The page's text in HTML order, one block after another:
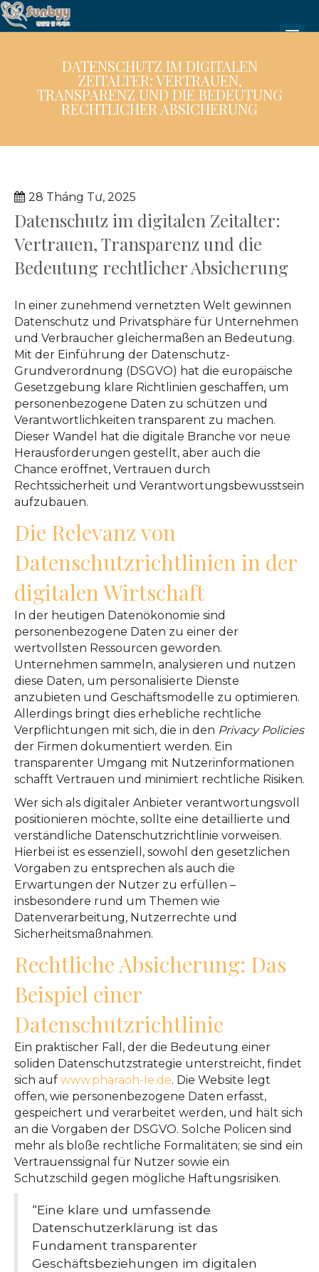
DATENSCHUTZ IM DIGITALEN
ZEITALTER: VERTRAUEN,
TRANSPARENZ UND DIE BEDEUTUNG
RECHTLICHER ABSICHERUNG
28 Tháng Tư, 2025
Datenschutz im digitalen Zeitalter:
Vertrauen, Transparenz und die
Bedeutung rechtlicher Absicherung
In einer zunehmend vernetzten Welt gewinnen
Datenschutz und Privatsphäre für Unternehmen
und Verbraucher gleichermaßen an Bedeutung.
Mit der Einführung der Datenschutz-
Grundverordnung (DSGVO) hat die europäische
Gesetzgebung klare Richtlinien geschaffen, um
personenbezogene Daten zu schützen und
Verantwortlichkeiten transparent zu machen.
Dieser Wandel hat die digitale Branche vor neue
Herausforderungen gestellt, aber auch die
Chance eröffnet, Vertrauen durch
Rechtssicherheit und Verantwortungsbewusstsein
aufzubauen.
Die Relevanz von
Datenschutzrichtlinien in der
digitalen Wirtschaft
In der heutigen Datenökonomie sind
personenbezogene Daten zu einer der
wertvollsten Ressourcen geworden.
Unternehmen sammeln, analysieren und nutzen
diese Daten, um personalisierte Dienste
anzubieten und Geschäftsmodelle zu optimieren.
Allerdings bringt dies erhebliche rechtliche
Verpflichtungen mit sich, die in den Privacy Policies
der Firmen dokumentiert werden. Ein
transparenter Umgang mit Nutzerinformationen
schafft Vertrauen und minimiert rechtliche Risiken.
Wer sich als digitaler Anbieter verantwortungsvoll
positionieren möchte, sollte eine detaillierte und
verständliche Datenschutzrichtlinie vorweisen.
Hierbei ist es essenziell, sowohl den gesetzlichen
Vorgaben zu entsprechen als auch die
Erwartungen der Nutzer zu erfüllen –
insbesondere rund um Themen wie
Datenverarbeitung, Nutzerrechte und
Sicherheitsmaßnahmen.
Rechtliche Absicherung: Das
Beispiel einer
Datenschutzrichtlinie
Ein praktischer Fall, der die Bedeutung einer
soliden Datenschutzstrategie unterstreicht, findet
sich auf www.pharaoh-le.de. Die Website legt
offen, wie personenbezogene Daten erfasst,
gespeichert und verarbeitet werden, und hält sich
an die Vorgaben der DSGVO. Solche Policen sind
mehr als bloße rechtliche Formalitäten; sie sind ein
Vertrauenssignal für Nutzer sowie ein
Schutzschild gegen mögliche Haftungsrisiken.
“Eine klare und umfassende
Datenschutzerklärung ist das
Fundament transparenter
Geschäftsbeziehungen im digitalen